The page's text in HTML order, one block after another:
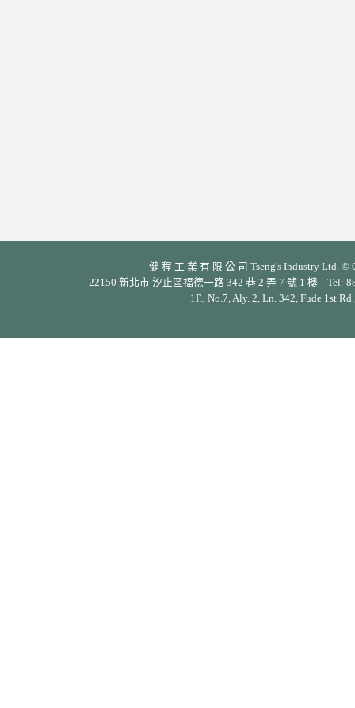
健 程 工 業 有 限 公 司 Tseng's Industry Ltd.
22150 新北市 汐止區福德一路 342 巷 2 弄 7 號 1 樓 Tel:
1F., No.7, Aly. 2, Ln. 342, Fude 1st